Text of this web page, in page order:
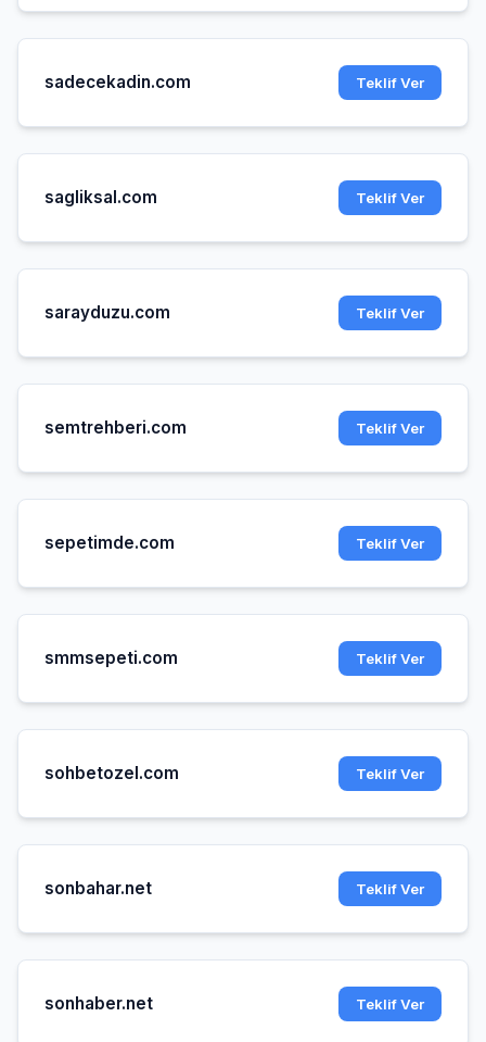
sadecekadin.com Teklif Ver
sagliksal.com Teklif Ver
sarayduzu.com Teklif Ver
semtrehberi.com Teklif Ver
sepetimde.com Teklif Ver
smmsepeti.com Teklif Ver
sohbetozel.com Teklif Ver
sonbahar.net Teklif Ver
sonhaber.net Teklif Ver